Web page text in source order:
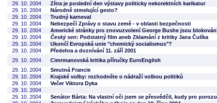
29. 10. 2004
Zítra je poslední den výstavy politicky nekorektních karikatur
29. 10. 2004
Národně stmelující gesto?
29. 10. 2004
Trudný karneval
29. 10. 2004
Nebezpečí Zprávy o stavu země - v oblasti bezpečnosti
29. 10. 2004
Americké stránky pro znovuzvolení George Bushe jsou
29. 10. 2004
Český sen: Podstatný film aneb Zklamání z kritiky Jana Čulíka
29. 10. 2004
Ukončí Evropská unie "chemický socialismus"?
29. 10. 2004
Předehra a doznívání 11. září 2001
29. 10. 2004
Cimrmanovská kritika příručky EuroEnglish
29. 10. 2004
Smutná Francie
29. 10. 2004
Krajské volby: rozhodněte o nádraží volbou politiků
29. 10. 2004
Večer Viktora Dyka
29. 10. 2004
29. 10. 2004
Senátor Bárta: Na vlastní oči jsem se přesvědčil, kudy pro